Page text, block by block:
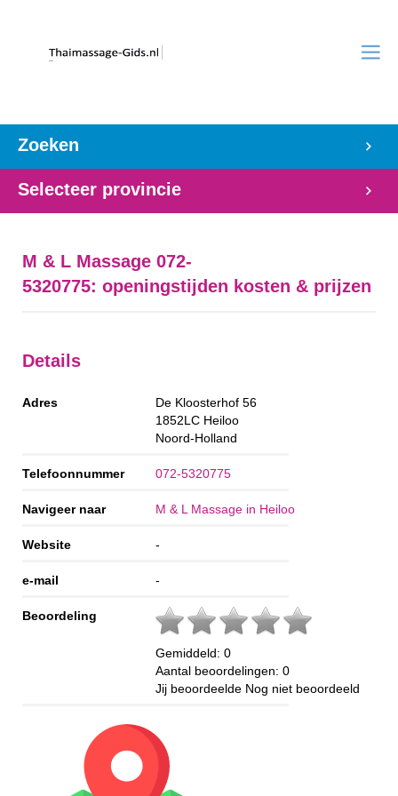
Zoeken
Selecteer provincie
M & L Massage 072-
5320775: openingstijden kosten & prijzen
Details
Adres
De Kloosterhof 56
1852LC Heiloo
Noord-Holland
Telefoonnummer 072-5320775
Navigeer naar M & L Massage in Heiloo
Website -
e-mail -
Beoordeling
Gemiddeld: 0
Aantal beoordelingen: 0
Jij beoordeelde Nog niet beoordeeld